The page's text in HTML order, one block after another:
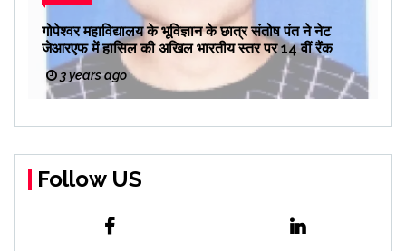
गोपेश्वर महाविद्यालय के भूविज्ञान के छात्र संतोष पंत ने नेट
जेआरएफ में हासिल की अखिल भारतीय स्तर पर 14 वीं रैंक
3 years ago
Follow US